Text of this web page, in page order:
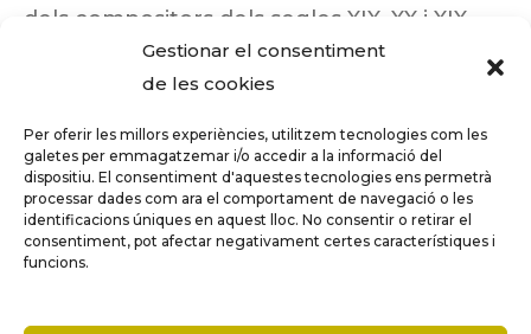
Gestionar el consentiment
de les cookies
Per oferir les millors experiències, utilitzem tecnologies com les
galetes per emmagatzemar i/o accedir a la informació del
dispositiu. El consentiment d'aquestes tecnologies ens permetrà
processar dades com ara el comportament de navegació o les
identificacions úniques en aquest lloc. No consentir o retirar el
consentiment, pot afectar negativament certes característiques i
funcions.
dels compositors dels segles XIX, XX i XIX
insuficientment coneguts.
Tots els drets reservats a ©Columna
Música.